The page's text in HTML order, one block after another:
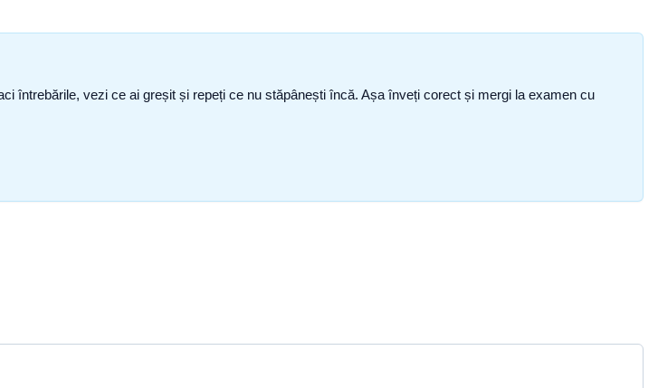
întrebările, vezi ce ai greșit și repeți ce nu stăpânești încă. Așa înveți corect și mergi la examen cu